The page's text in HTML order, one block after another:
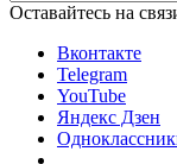
Оставайтесь на
Вконтакте
Telegram
YouTube
Яндекс Дзен